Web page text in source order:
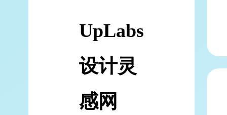
UpLabs
设计灵
感网